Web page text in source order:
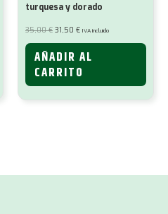
turquesa y dorado
35,00€ El
precio
original
35,00 €.
31,50 €El
actual
31,50 €.
IVA incluido
AÑADIR AL
CARRITO